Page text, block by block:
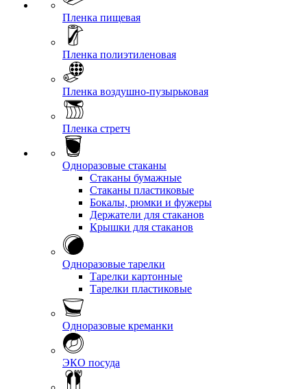
Пленка пищевая
Пленка полиэтиленовая
Пленка воздушно-пузырьковая
Пленка стретч
Одноразовые стаканы
Стаканы бумажные
Стаканы пластиковые
Бокалы, рюмки и фужеры
Держатели для стаканов
Крышки для стаканов
Одноразовые тарелки
Тарелки картонные
Тарелки пластиковые
Одноразовые креманки
ЭКО посуда